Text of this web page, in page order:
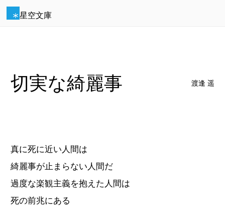
星空文庫
切実な綺麗事 渡逢 遥
真に死に近い人間は
綺麗事が止まらない人間だ
過度な楽観主義を抱えた人間は
死の前兆にある